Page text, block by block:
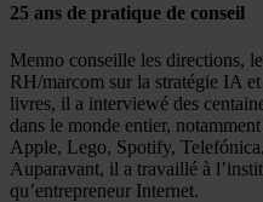
25 ans de pratique de conseil
Menno conseille les directions,
RH/marcom sur la stratégie IA
livres, il a interviewé des
dans le monde entier,
Apple, Lego, Spotify,
Auparavant, il a travaillé à
qu’entrepreneur Internet.